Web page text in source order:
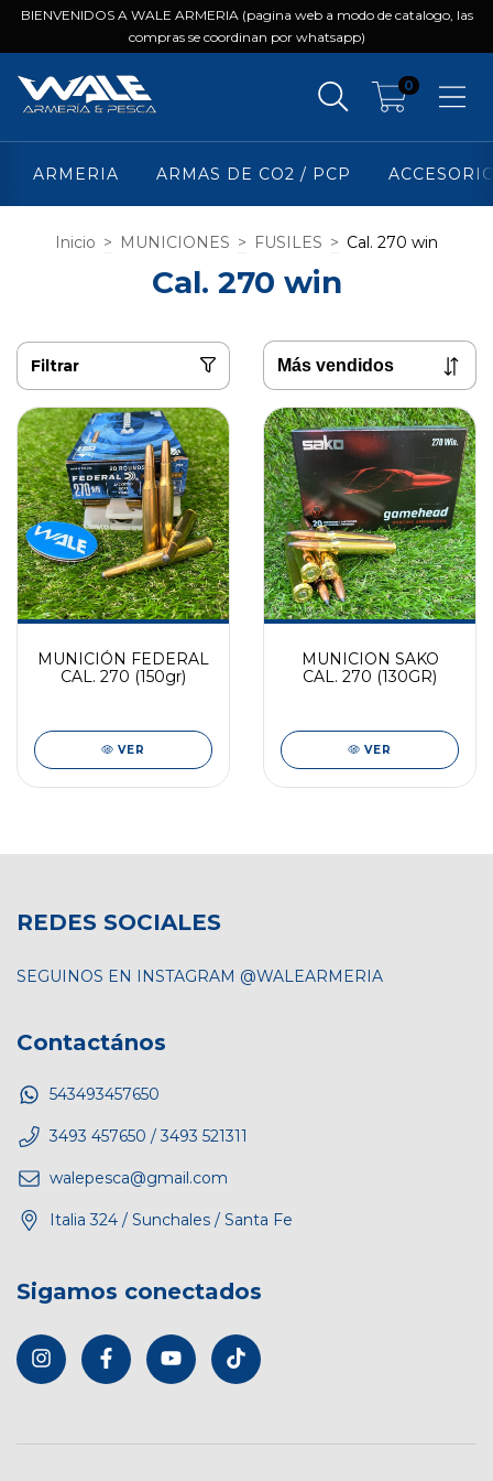
BIENVENIDOS A WALE ARMERIA (pagina web a modo de catalogo, las
compras se coordinan por whatsapp)
0
ARMERIA ARMAS DE CO2 / PCP
Inicio > MUNICIONES > FUSILES > Cal. 270 win
Cal. 270 win
Filtrar
MUNICIÓN FEDERAL
CAL. 270 (150gr)
VER
MUNICION SAKO
CAL. 270 (130GR)
VER
REDES SOCIALES
SEGUINOS EN INSTAGRAM @WALEARMERIA
Contactános
543493457650
3493 457650 / 3493 521311
walepesca@gmail.com
Italia 324 / Sunchales / Santa Fe
Sigamos conectados